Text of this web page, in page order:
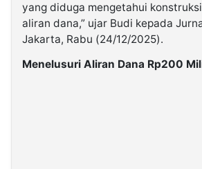
yang diduga mengetahui
aliran dana,” ujar Budi kepada
Jakarta, Rabu (24/12/2025).
Menelusuri Aliran Dana Rp200